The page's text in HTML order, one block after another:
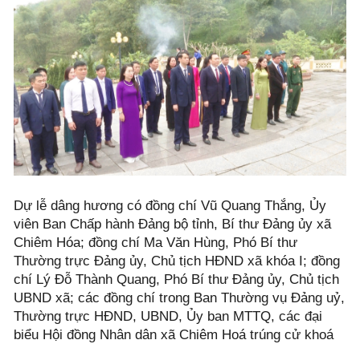
Dự lễ dâng hương có đồng chí Vũ Quang Thắng, Ủy
viên Ban Chấp hành Đảng bộ tỉnh, Bí thư Đảng ủy xã
Chiêm Hóa; đồng chí Ma Văn Hùng, Phó Bí thư
Thường trực Đảng ủy, Chủ tịch HĐND xã khóa I; đồng
chí Lý Đỗ Thành Quang, Phó Bí thư Đảng ủy, Chủ tịch
UBND xã; các đồng chí trong Ban Thường vụ Đảng uỷ,
Thường trực HĐND, UBND, Ủy ban MTTQ, các đại
biểu Hội đồng Nhân dân xã Chiêm Hoá trúng cử khoá